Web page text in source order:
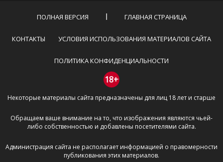
эмоциональных высказываний.
Не стоит отклоняться от предмета обсуждения.
Пожалуйста, не используйте в комментарие
призывы к насилию и высказывания,
направленные на разжигание расовой,
межнациональной и религиозной розни —
пожалейте наших модераторов, они кстати
очень славные ребята, поверьте.
буквами.
Не копируйте рецензии с других сайтов, нам
важно именно ваше мнение.
Не размещайте рекламу!
ПОЛНАЯ ВЕРСИЯ ГЛАВНАЯ СТРАНИЦА
КОНТАКТЫ УСЛОВИЯ ИСПОЛЬЗОВАНИЯ МАТЕРИАЛОВ САЙТА
ПОЛИТИКА КОНФИДЕНЦИАЛЬНОСТИ
18+
Некоторые материалы сайта предназначены для лиц 18 лет и старше
Обращаем ваше внимание на то, что изображения являются чьей-
либо собственностью и добавлены посетителями сайта.
Администрация сайта не располагает информацией о правомерности
публикования этих материалов.